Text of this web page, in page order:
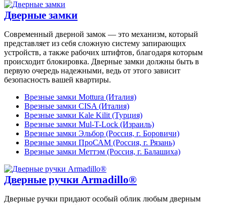
Дверные замки
Современный дверной замок — это механизм, который
представляет из себя сложную систему запирающих
устройств, а также рабочих штифтов, благодаря которым
происходит блокировка. Дверные замки должны быть в
первую очередь надежными, ведь от этого зависит
безопасность вашей квартиры.
Врезные замки Mottura (Италия)
Врезные замки CISA (Италия)
Врезные замки Kale Kilit (Турция)
Врезные замки Mul-T-Lock (Израиль)
Врезные замки Эльбор (Россия, г. Боровичи)
Врезные замки ПроСАМ (Россия, г. Рязань)
Врезные замки Меттэм (Россия, г. Балашиха)
Дверные ручки Armadillo®
Дверные ручки придают особый облик любым дверным